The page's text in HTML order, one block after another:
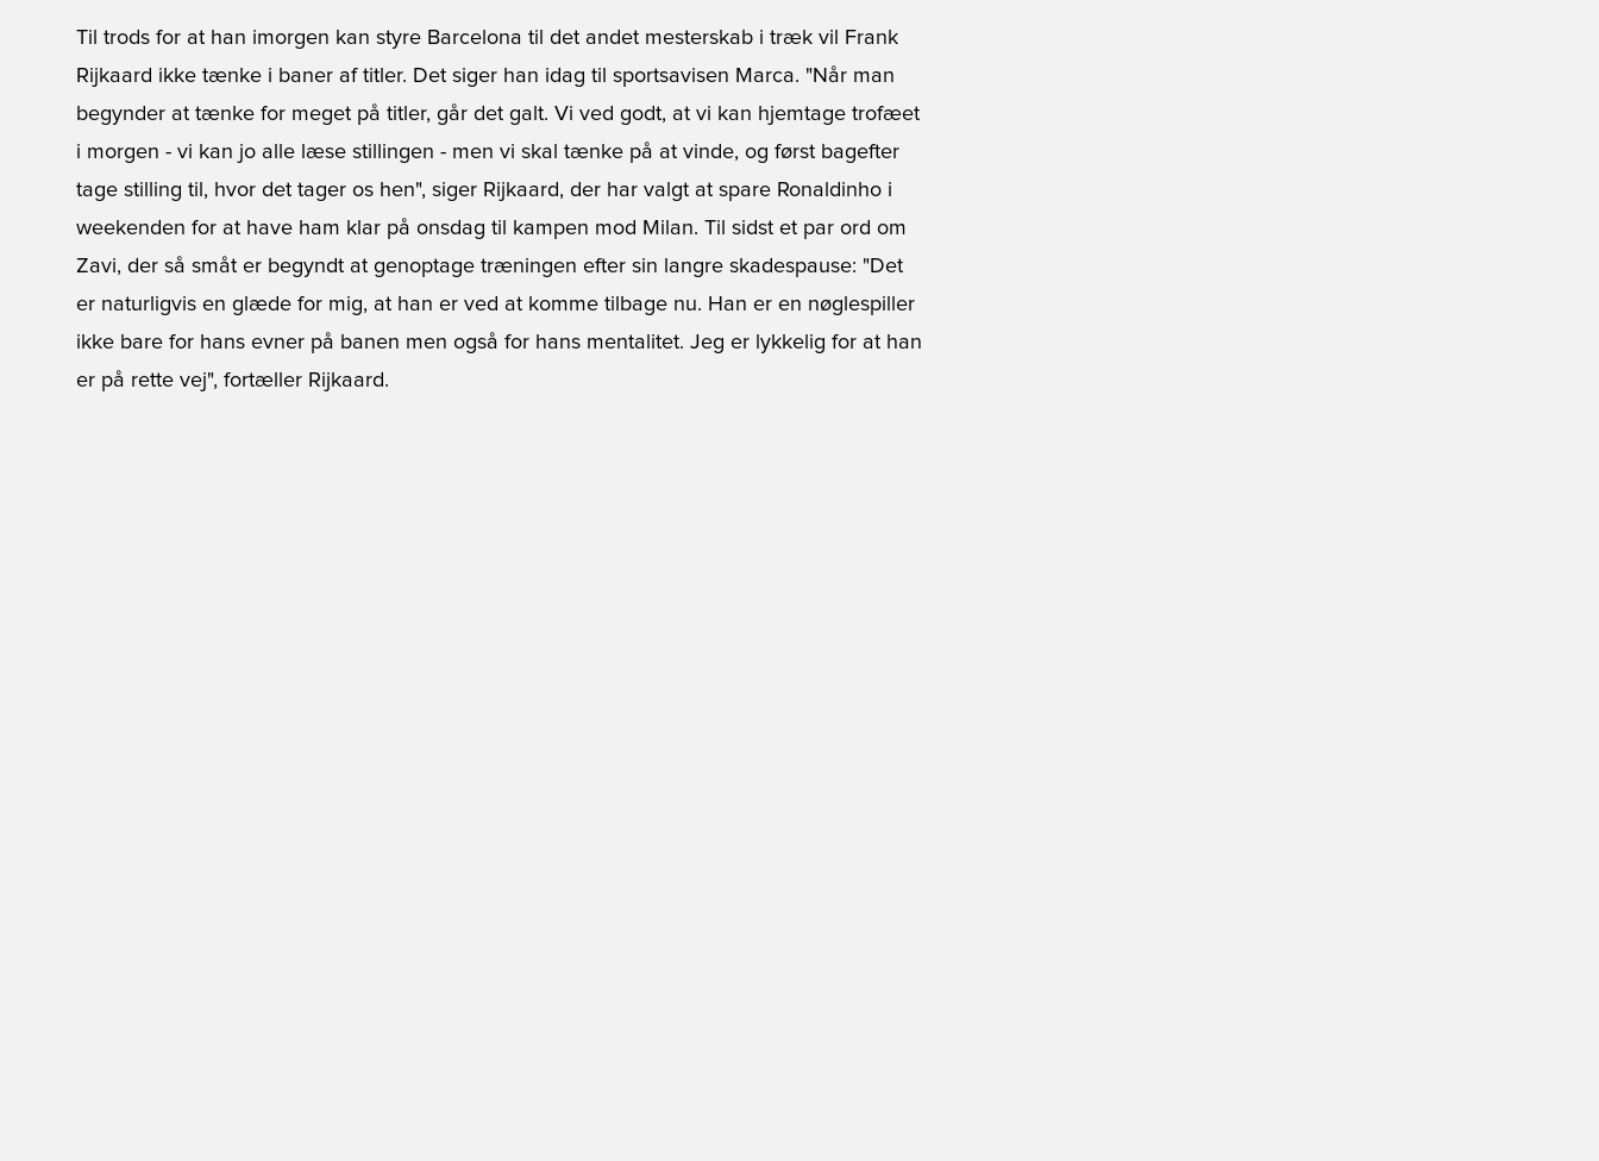
Til trods for at han imorgen kan styre Barcelona til det andet mesterskab i træk vil Frank
Rijkaard ikke tænke i baner af titler. Det siger han idag til sportsavisen Marca. "Når man
begynder at tænke for meget på titler, går det galt. Vi ved godt, at vi kan hjemtage trofæet
i morgen - vi kan jo alle læse stillingen - men vi skal tænke på at vinde, og først bagefter
tage stilling til, hvor det tager os hen", siger Rijkaard, der har valgt at spare Ronaldinho i
weekenden for at have ham klar på onsdag til kampen mod Milan. Til sidst et par ord om
Zavi, der så småt er begyndt at genoptage træningen efter sin langre skadespause: "Det
er naturligvis en glæde for mig, at han er ved at komme tilbage nu. Han er en nøglespiller
ikke bare for hans evner på banen men også for hans mentalitet. Jeg er lykkelig for at han
er på rette vej", fortæller Rijkaard.